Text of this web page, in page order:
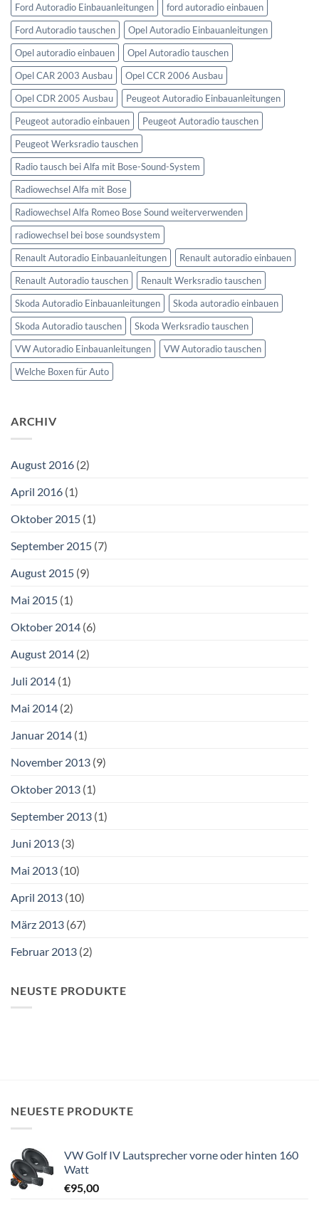
Ford Autoradio Einbauanleitungen
ford autoradio einbauen
Ford Autoradio tauschen
Opel Autoradio Einbauanleitungen
Opel autoradio einbauen
Opel Autoradio tauschen
Opel CAR 2003 Ausbau
Opel CCR 2006 Ausbau
Opel CDR 2005 Ausbau
Peugeot Autoradio Einbauanleitungen
Peugeot autoradio einbauen
Peugeot Autoradio tauschen
Peugeot Werksradio tauschen
Radio tausch bei Alfa mit Bose-Sound-System
Radiowechsel Alfa mit Bose
Radiowechsel Alfa Romeo Bose Sound weiterverwenden
radiowechsel bei bose soundsystem‎
Renault Autoradio Einbauanleitungen
Renault autoradio einbauen
Renault Autoradio tauschen
Renault Werksradio tauschen
Skoda Autoradio Einbauanleitungen
Skoda autoradio einbauen
Skoda Autoradio tauschen
Skoda Werksradio tauschen
VW Autoradio Einbauanleitungen
VW Autoradio tauschen
Welche Boxen für Auto
ARCHIV
August 2016 (2)
April 2016 (1)
Oktober 2015 (1)
September 2015 (7)
August 2015 (9)
Mai 2015 (1)
Oktober 2014 (6)
August 2014 (2)
Juli 2014 (1)
Mai 2014 (2)
Januar 2014 (1)
November 2013 (9)
Oktober 2013 (1)
September 2013 (1)
Juni 2013 (3)
Mai 2013 (10)
April 2013 (10)
März 2013 (67)
Februar 2013 (2)
NEUSTE PRODUKTE
NEUESTE PRODUKTE
VW Golf IV Lautsprecher vorne oder hinten 160
Watt
€95,00